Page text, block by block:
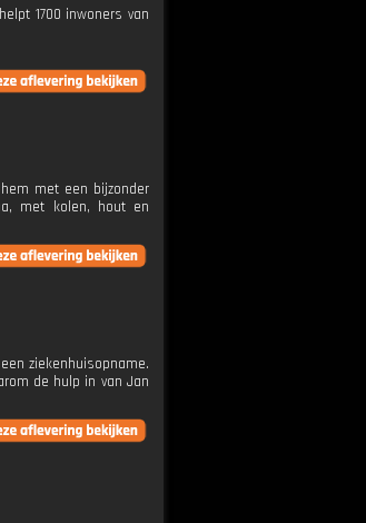
1700 inwoners van
met een bijzonder
met kolen, hout en
ziekenhuisopname.
de hulp in van Jan